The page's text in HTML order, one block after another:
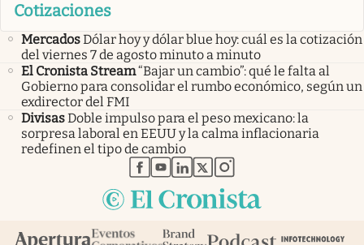
Cotizaciones
MercadosDólar hoy y dólar blue hoy: cuál es la cotización
del viernes 7 de agosto minuto a minuto
El Cronista Stream“Bajar un cambio”: qué le falta al
Gobierno para consolidar el rumbo económico, según un
exdirector del FMI
DivisasDoble impulso para el peso mexicano: la
sorpresa laboral en EEUU y la calma inflacionaria
redefinen el tipo de cambio
abre en nueva pestaña
abre en nueva pestaña
abre en nueva pestaña
abre en nueva pestaña
abre en nueva pestaña